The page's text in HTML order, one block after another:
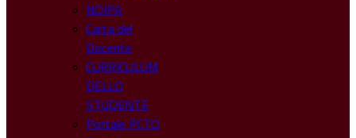
NOIPA
Carta del
Docente
CURRICULUM
DELLO
STUDENTE
Portale PCTO